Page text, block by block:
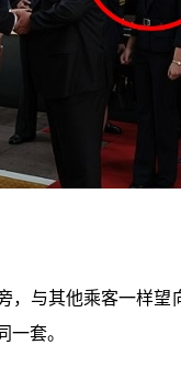
与其他乘客一样
套。